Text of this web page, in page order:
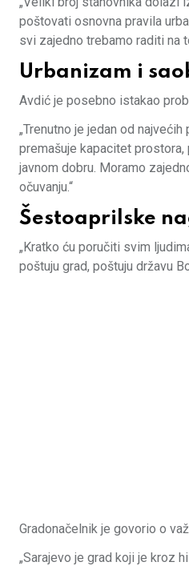
poštovati osnovna pravila
svi zajedno trebamo raditi na
Urbanizam i
Avdić je posebno istakao
„Trenutno je jedan od
premašuje kapacitet
javnom dobru. Moramo
očuvanju.“
Šestoaprilske
„Kratko ću poručiti svim
poštuju grad, poštuju državu
Gradonačelnik je govorio o
„Sarajevo je grad koji je kroz